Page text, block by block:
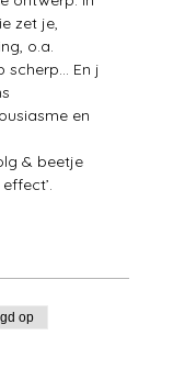
zet je,
o.a.
scherp… En j
en
& beetje
op